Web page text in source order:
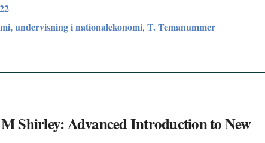
undervisning i nationalekonomi, T. Temanummer
Shirley: Advanced Introduction to New